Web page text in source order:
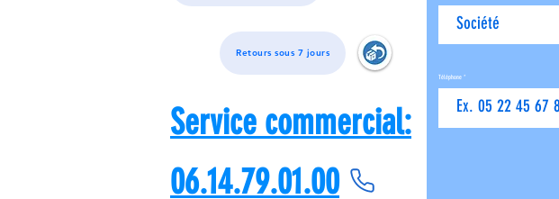
Retours sous 7 jours
Service commercial:
06.14.79.01.00
Téléphone